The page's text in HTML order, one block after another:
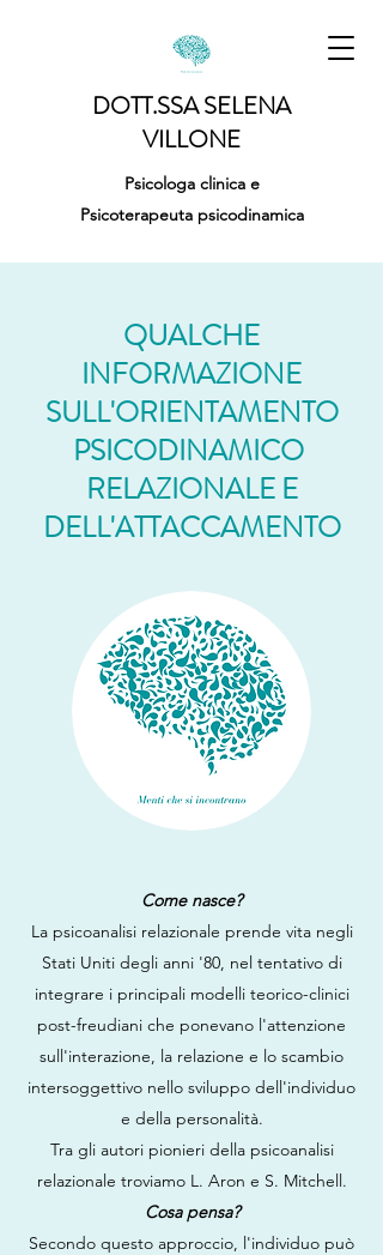
DOTT.SSA SELENA
VILLONE
Psicologa clinica e
Psicoterapeuta psicodinamica
QUALCHE
INFORMAZIONE
SULL'ORIENTAMENTO
PSICODINAMICO
RELAZIONALE E
DELL'ATTACCAMENTO
Come nasce?
La psicoanalisi relazionale prende vita negli
Stati Uniti degli anni '80, nel tentativo di
integrare i principali modelli teorico-clinici
post-freudiani che ponevano l'attenzione
sull'interazione, la relazione e lo scambio
intersoggettivo nello sviluppo dell'individuo
e della personalità.
Tra gli autori pionieri della psicoanalisi
relazionale troviamo L. Aron e S. Mitchell.
Cosa pensa?
Secondo questo approccio, l'individuo può